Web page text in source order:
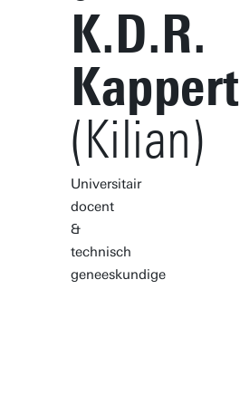
K.D.R.
Kappert
(Kilian)
Universitair
docent
&
technisch
geneeskundige